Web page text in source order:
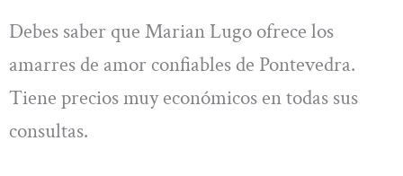
Debes saber que Marian Lugo ofrece los
amarres de amor confiables de Pontevedra.
Tiene precios muy económicos en todas sus
consultas.